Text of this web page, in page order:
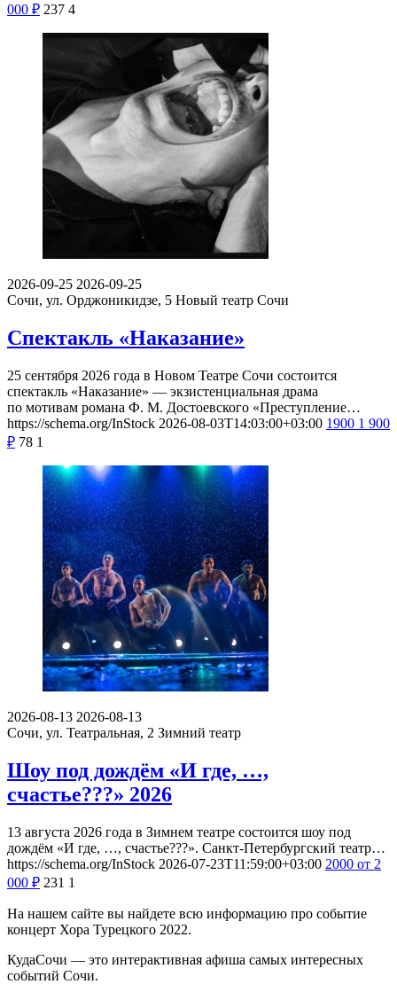
000 ₽ 237 4
2026-09-25 2026-09-25
Сочи, ул. Орджоникидзе, 5 Новый театр Сочи
Спектакль «Наказание»
25 сентября 2026 года в Новом Театре Сочи состоится
спектакль «Наказание» — экзистенциальная драма
по мотивам романа Ф. М. Достоевского «Преступление…
https://schema.org/InStock 2026-08-03T14:03:00+03:00 1900 1 900
₽ 78 1
2026-08-13 2026-08-13
Сочи, ул. Театральная, 2 Зимний театр
Шоу под дождём «И где, …,
счастье???» 2026
13 августа 2026 года в Зимнем театре состоится шоу под
дождём «И где, …, счастье???». Санкт-Петербургский театр…
https://schema.org/InStock 2026-07-23T11:59:00+03:00 2000 от 2
000 ₽ 231 1
На нашем сайте вы найдете всю информацию про событие
концерт Хора Турецкого 2022.
КудаСочи — это интерактивная афиша самых интересных
событий Сочи.